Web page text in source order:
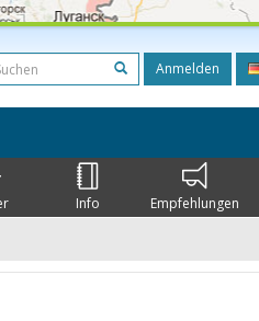
Anmelden
Info Empfehlungen